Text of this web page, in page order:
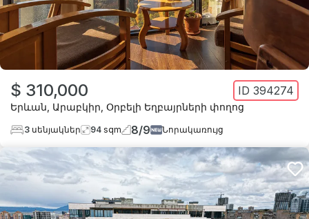
$ 310,000 ID 394274
Երևան Արաբկիր Օրբելի Եղբայրների փողոց
3 սենյակներ 94 sqm 8/9 Նորակառույց